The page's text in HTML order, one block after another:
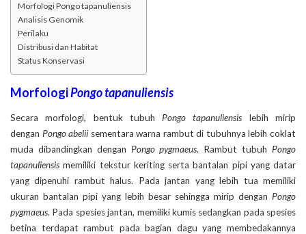
Morfologi Pongo tapanuliensis
Analisis Genomik
Perilaku
Distribusi dan Habitat
Status Konservasi
MorfologiPongo tapanuliensis
Secara morfologi, bentuk tubuh Pongo tapanuliensis lebih mirip
dengan Pongo abelii sementara warna rambut di tubuhnya lebih coklat
muda dibandingkan dengan Pongo pygmaeus. Rambut tubuh Pongo
tapanuliensis memiliki tekstur keriting serta bantalan pipi yang datar
yang dipenuhi rambut halus. Pada jantan yang lebih tua memiliki
ukuran bantalan pipi yang lebih besar sehingga mirip dengan Pongo
pygmaeus. Pada spesies jantan, memiliki kumis sedangkan pada spesies
betina terdapat rambut pada bagian dagu yang membedakannya